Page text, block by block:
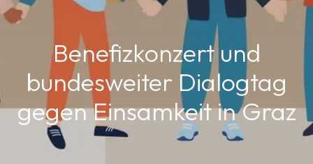
Benefizkonzert und
bundesweiter Dialogtag
gegen Einsamkeit in Graz